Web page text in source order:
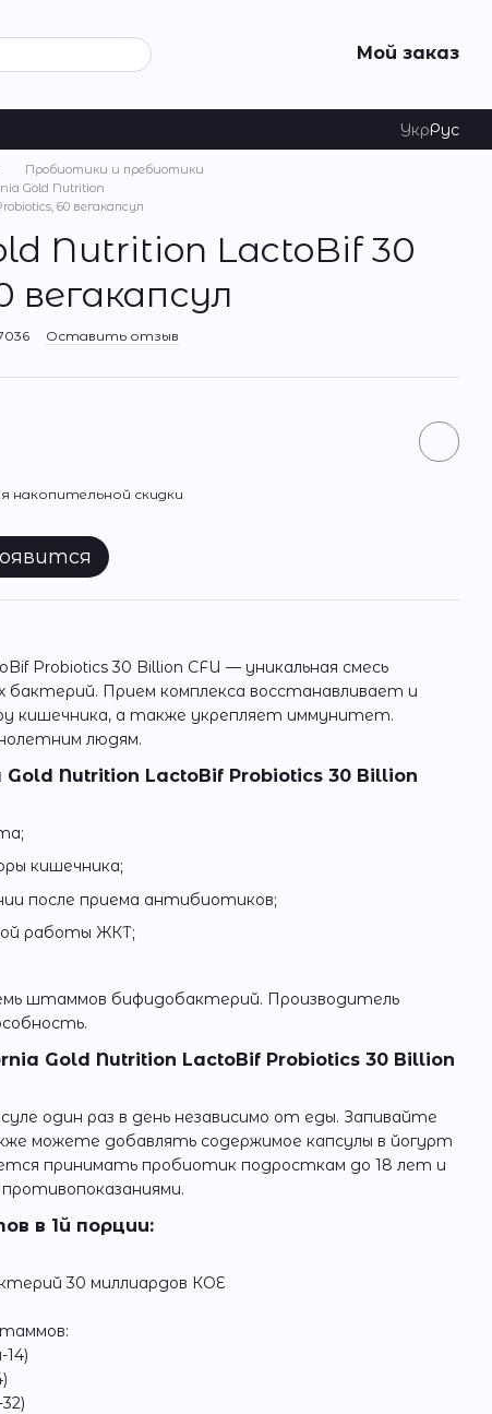
Мой заказ
УкрРус
Пробиотики и пребиотики
Gold Nutrition
60 вегакапсул
Nutrition LactoBif 30
вегакапсул
Оставить отзыв
накопительной скидки
Probiotics 30 Billion CFU — уникальная смесь
Прием комплекса восстанавливает и
кишечника, а также укрепляет иммунитет.
людям.
Nutrition LactoBif Probiotics 30 Billion
кишечника;
после приема антибиотиков;
работы ЖКТ;
штаммов бифидобактерий. Производитель
Gold Nutrition LactoBif Probiotics 30 Billion
один раз в день независимо от еды. Запивайте
можете добавлять содержимое капсулы в йогурт
принимать пробиотик подросткам до 18 лет и
в 1й порции:
30 миллиардов КОЕ